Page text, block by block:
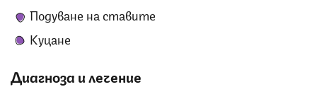
Подуване на ставите
Куцане
Диагноза и лечение